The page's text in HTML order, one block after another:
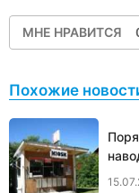
МНЕ НРАВИТСЯ
Похожие